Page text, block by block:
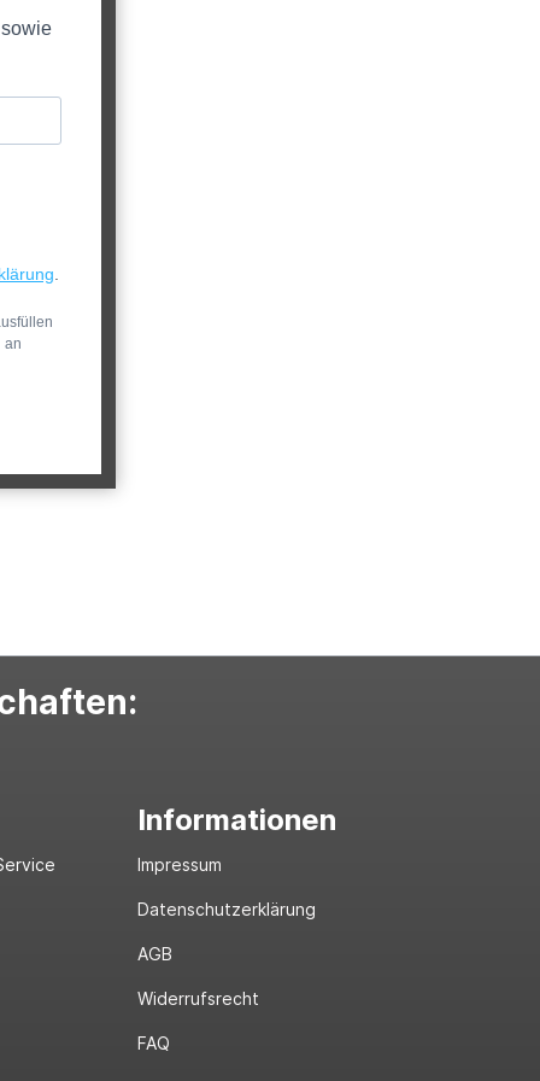
an
Informationen
Impressum
Datenschutzerklärung
AGB
Widerrufsrecht
FAQ